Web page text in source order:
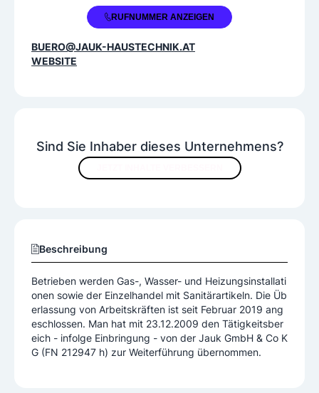
Klimaanlagen
Sanitäranlagen
Solaranlagen
Sind Sie Inhaber dieses Unternehmens?
Beschreibung
Betrieben werden Gas-, Wasser- und Heizungsinstallati
onen sowie der Einzelhandel mit Sanitärartikeln. Die Üb
erlassung von Arbeitskräften ist seit Februar 2019 ang
eschlossen. Man hat mit 23.12.2009 den Tätigkeitsber
eich - infolge Einbringung - von der Jauk GmbH & Co K
G (FN 212947 h) zur Weiterführung übernommen.
+43 3465 2157RUFNUMMER ANZEIGEN
BUERO@JAUK-HAUSTECHNIK.AT
WEBSITE